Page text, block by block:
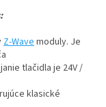
Z-Wavemoduly. Je
tlačidla je 24V /
klasické